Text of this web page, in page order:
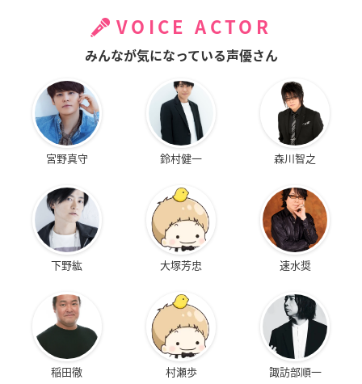
VOICE ACTOR
みんなが気になっている声優さん
宮野真守 鈴村健一 森川智之
下野紘 大塚芳忠 速水奨
稲田徹 村瀬歩 諏訪部順一